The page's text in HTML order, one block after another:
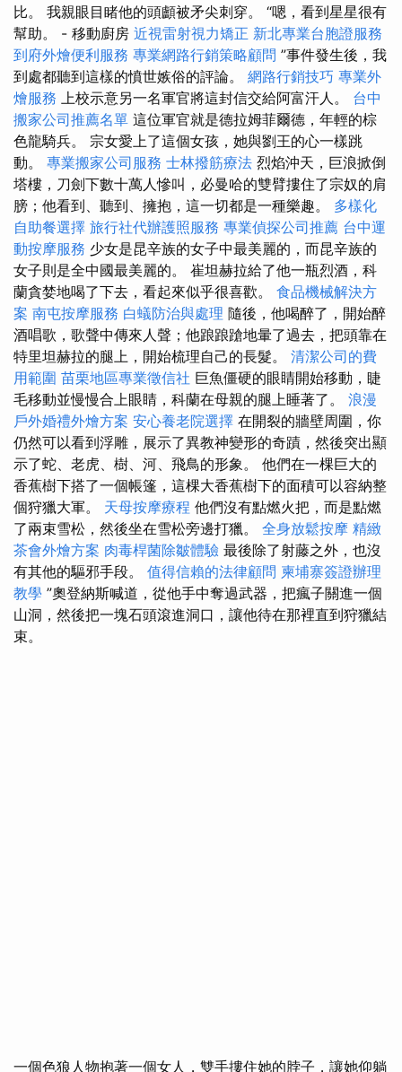
比。 我親眼目睹他的頭顱被矛尖刺穿。 “嗯，看到星星很有
幫助。 - 移動廚房 近視雷射視力矯正 新北專業台胞證服務
到府外燴便利服務 專業網路行銷策略顧問 ”事件發生後，我
到處都聽到這樣的憤世嫉俗的評論。 網路行銷技巧 專業外
燴服務 上校示意另一名軍官將這封信交給阿富汗人。 台中
搬家公司推薦名單 這位軍官就是德拉姆菲爾德，年輕的棕
色龍騎兵。 宗女愛上了這個女孩，她與劉王的心一樣跳
動。 專業搬家公司服務 士林撥筋療法 烈焰沖天，巨浪掀倒
塔樓，刀劍下數十萬人慘叫，必曼哈的雙臂摟住了宗奴的肩
膀；他看到、聽到、擁抱，這一切都是一種樂趣。 多樣化
自助餐選擇 旅行社代辦護照服務 專業偵探公司推薦 台中運
動按摩服務 少女是昆辛族的女子中最美麗的，而昆辛族的
女子則是全中國最美麗的。 崔坦赫拉給了他一瓶烈酒，科
蘭貪婪地喝了下去，看起來似乎很喜歡。 食品機械解決方
案 南屯按摩服務 白蟻防治與處理 隨後，他喝醉了，開始醉
酒唱歌，歌聲中傳來人聲；他踉踉蹌地暈了過去，把頭靠在
特里坦赫拉的腿上，開始梳理自己的長髮。 清潔公司的費
用範圍 苗栗地區專業徵信社 巨魚僵硬的眼睛開始移動，睫
毛移動並慢慢合上眼睛，科蘭在母親的腿上睡著了。 浪漫
戶外婚禮外燴方案 安心養老院選擇 在開裂的牆壁周圍，你
仍然可以看到浮雕，展示了異教神變形的奇蹟，然後突出顯
示了蛇、老虎、樹、河、飛鳥的形象。 他們在一棵巨大的
香蕉樹下搭了一個帳篷，這棵大香蕉樹下的面積可以容納整
個狩獵大軍。 天母按摩療程 他們沒有點燃火把，而是點燃
了兩束雪松，然後坐在雪松旁邊打獵。 全身放鬆按摩 精緻
茶會外燴方案 肉毒桿菌除皺體驗 最後除了射藤之外，也沒
有其他的驅邪手段。 值得信賴的法律顧問 柬埔寨簽證辦理
教學 ”奧登納斯喊道，從他手中奪過武器，把瘋子關進一個
山洞，然後把一塊石頭滾進洞口，讓他待在那裡直到狩獵結
束。
一個色狼人物抱著一個女人，雙手摟住她的脖子，讓她仰躺